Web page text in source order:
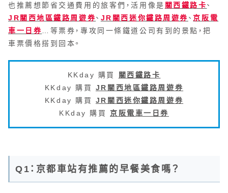
也推薦想節省交通費用的旅客們，活用像是 關西鐵路卡、
JR關西地區鐵路周遊券、 JR關西迷你鐵路周遊券、 京阪電
車一日券 …等票券，專攻同一條鐵道公司有到的景點，把
車票價格搭到回本。
KKday 購買 關西鐵路卡
KKday 購買 JR關西地區鐵路周遊券
KKday 購買 JR關西迷你鐵路周遊券
KKday 購買 京阪電車一日券
Q1：京都車站有推薦的早餐美食嗎？